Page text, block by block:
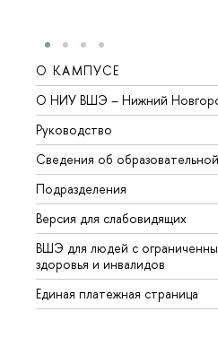
О КАМПУСЕ
О НИУ ВШЭ – Нижний
Руководство
Сведения об
Подразделения
Версия для слабовидящих
ВШЭ для людей с
здоровья и инвалидов
Единая платежная страница